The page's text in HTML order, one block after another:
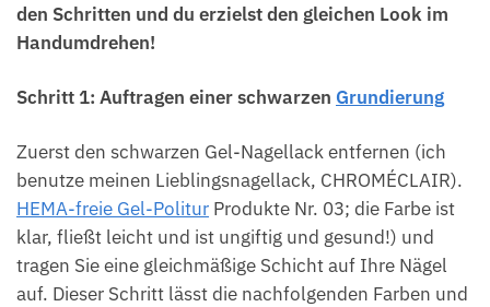
den Schritten und du erzielst den gleichen Look im
Handumdrehen!
Schritt 1: Auftragen einer schwarzen Grundierung
Zuerst den schwarzen Gel-Nagellack entfernen (ich
benutze meinen Lieblingsnagellack, CHROMÉCLAIR).
HEMA-freie Gel-Politur Produkte Nr. 03; die Farbe ist
klar, fließt leicht und ist ungiftig und gesund!) und
tragen Sie eine gleichmäßige Schicht auf Ihre Nägel
auf. Dieser Schritt lässt die nachfolgenden Farben und